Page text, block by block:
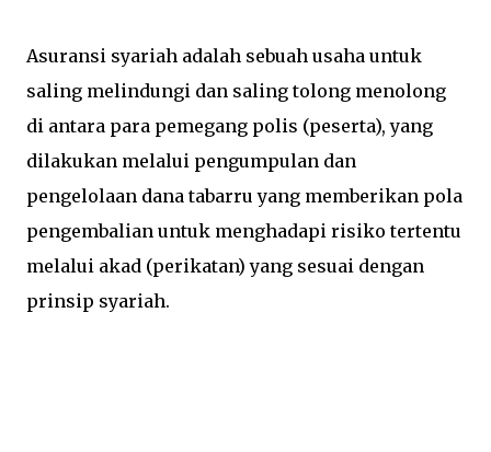
Asuransi syariah adalah sebuah usaha untuk
saling melindungi dan saling tolong menolong
di antara para pemegang polis (peserta), yang
dilakukan melalui pengumpulan dan
pengelolaan dana tabarru yang memberikan pola
pengembalian untuk menghadapi risiko tertentu
melalui akad (perikatan) yang sesuai dengan
prinsip syariah.